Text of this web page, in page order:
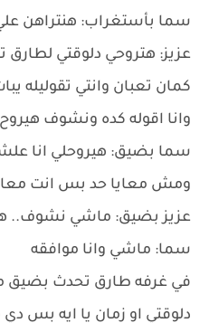
سما بأستغراب: هنتراهن
عزيز: هتروحي دلوقتي لطارق
كمان تعبان وانتي تقوليله
وانا اقوله كده ونشوف
سما بضيق: هيروحلي انا
ومش معايا حد بس انت
عزيز بضيق: ماشي نشوف..
سما: ماشي وانا موافقه
في غرفه طارق تحدث بضيق
دلوقتي او زمان يا ايه بس